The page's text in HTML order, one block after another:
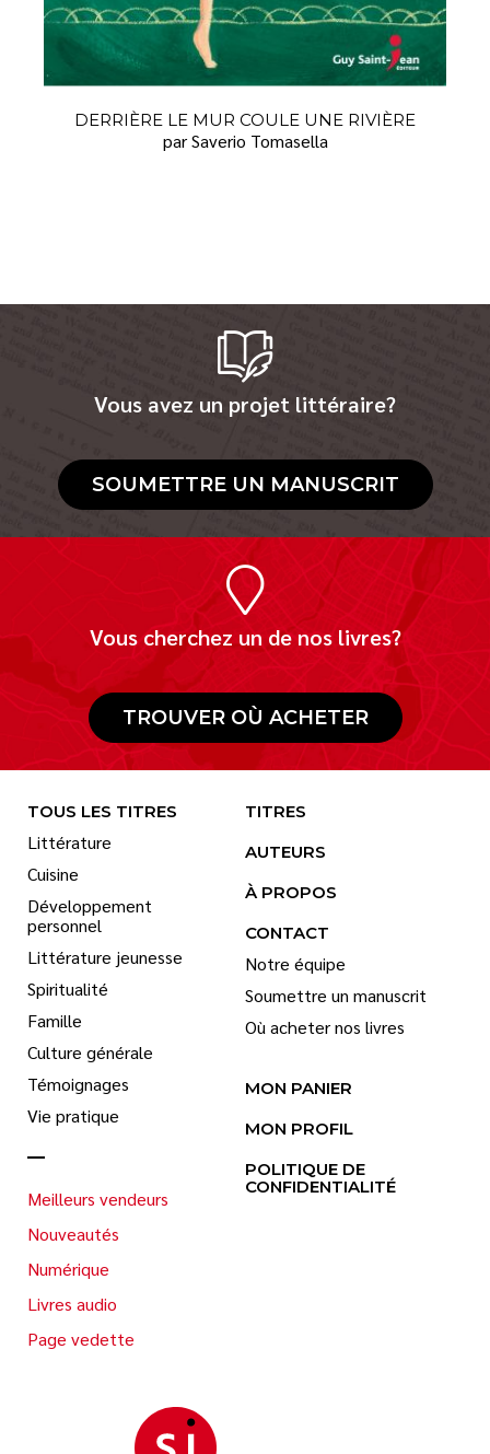
DERRIÈRE LE MUR COULE UNE RIVIÈRE
par Saverio Tomasella
Vous avez un projet littéraire?
SOUMETTRE UN MANUSCRIT
Vous cherchez un de nos livres?
TROUVER OÙ ACHETER
TOUS LES TITRES
Littérature
Cuisine
Développement
personnel
Littérature jeunesse
Spiritualité
Famille
Culture générale
Témoignages
Vie pratique
Meilleurs vendeurs
Nouveautés
Numérique
Livres audio
Page vedette
TITRES
AUTEURS
À PROPOS
CONTACT
Notre équipe
Soumettre un manuscrit
Où acheter nos livres
MON PANIER
MON PROFIL
POLITIQUE DE
CONFIDENTIALITÉ